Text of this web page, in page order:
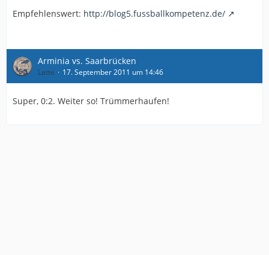
Empfehlenswert: http://blog5.fussballkompetenz.de/
Arminia vs. Saarbrücken
Latte 17. September 2011 um 14:46
Super, 0:2. Weiter so! Trümmerhaufen!